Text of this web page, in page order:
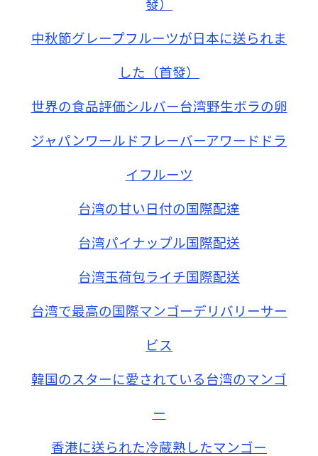
發）
中秋節グレープフルーツが日本に送られま
した（首發）
世界の食品評価シルバー台湾野生ボラの卵
ジャパンワールドフレーバーアワードドラ
イフルーツ
台湾の甘い日付の国際配達
台湾パイナップル国際配送
台湾玉荷包ライチ国際配送
台湾で最高の国際マンゴーデリバリーサー
ビス
韓国のスターに愛されている台湾のマンゴ
ー
香港に送られた冷蔵熟したマンゴー